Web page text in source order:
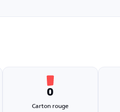
0
Carton rouge